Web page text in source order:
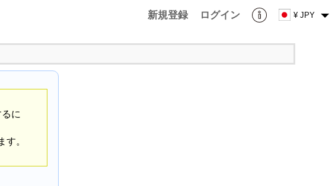
新規登録 ログイン ¥ JPY
に
す。